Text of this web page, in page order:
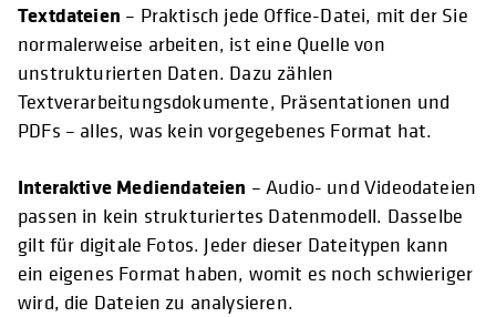
Textdateien – Praktisch jede Office-Datei, mit der Sie
normalerweise arbeiten, ist eine Quelle von
unstrukturierten Daten. Dazu zählen
Textverarbeitungsdokumente, Präsentationen und
PDFs – alles, was kein vorgegebenes Format hat.
Interaktive Mediendateien – Audio- und Videodateien
passen in kein strukturiertes Datenmodell. Dasselbe
gilt für digitale Fotos. Jeder dieser Dateitypen kann
ein eigenes Format haben, womit es noch schwieriger
wird, die Dateien zu analysieren.